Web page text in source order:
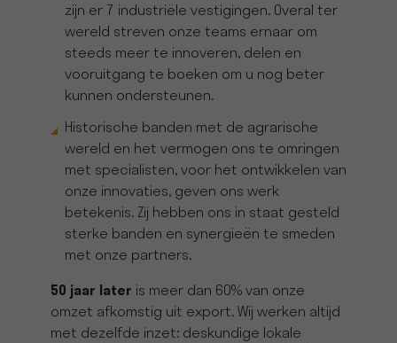
zijn er 7 industriële vestigingen. Overal ter
wereld streven onze teams ernaar om
steeds meer te innoveren, delen en
vooruitgang te boeken om u nog beter
kunnen ondersteunen.
Historische banden met de agrarische
wereld en het vermogen ons te omringen
met specialisten, voor het ontwikkelen van
onze innovaties, geven ons werk
betekenis. Zij hebben ons in staat gesteld
sterke banden en synergieën te smeden
met onze partners.
50 jaar later is meer dan 60% van onze
omzet afkomstig uit export. Wij werken altijd
met dezelfde inzet: deskundige lokale